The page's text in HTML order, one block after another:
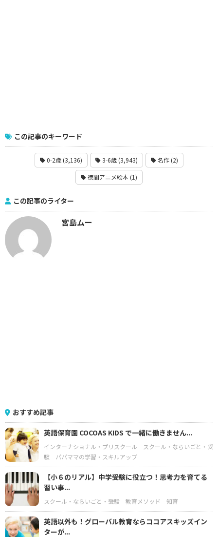
この記事のキーワード
0-2歳 (3,136) 3-6歳 (3,943) 名作 (2)
徳間アニメ絵本 (1)
この記事のライター
宮島ムー
おすすめ記事
英語保育園 COCOAS KIDS で一緒に働きません...
インターナショナル・プリスクール
スクール・ならいごと・受
験
パパママの学習・スキルアップ
【小６のリアル】中学受験に役立つ！思考力を育てる
習い事...
スクール・ならいごと・受験 教育メソッド 知育
英語以外も！グローバル教育ならココアスキッズイン
ターが...